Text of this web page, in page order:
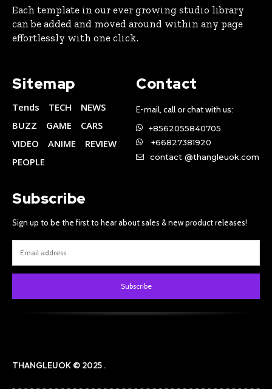
Each template in our ever growing studio library
can be added and moved around within any page
effortlessly with one click.
Sitemap
Tends TECH
NEWS
BUZZ
GAME
CARS
VIDEO
ANIME
REVIEW
PEOPLE
Contact
E-mail, call or chat with us:
+8562055840705
+66827381920
contact @thangleuok.com
Subscribe
Sign up to be the first to hear about sales & new product releases!
Subscribe
THANGLEUOK © 2025 .